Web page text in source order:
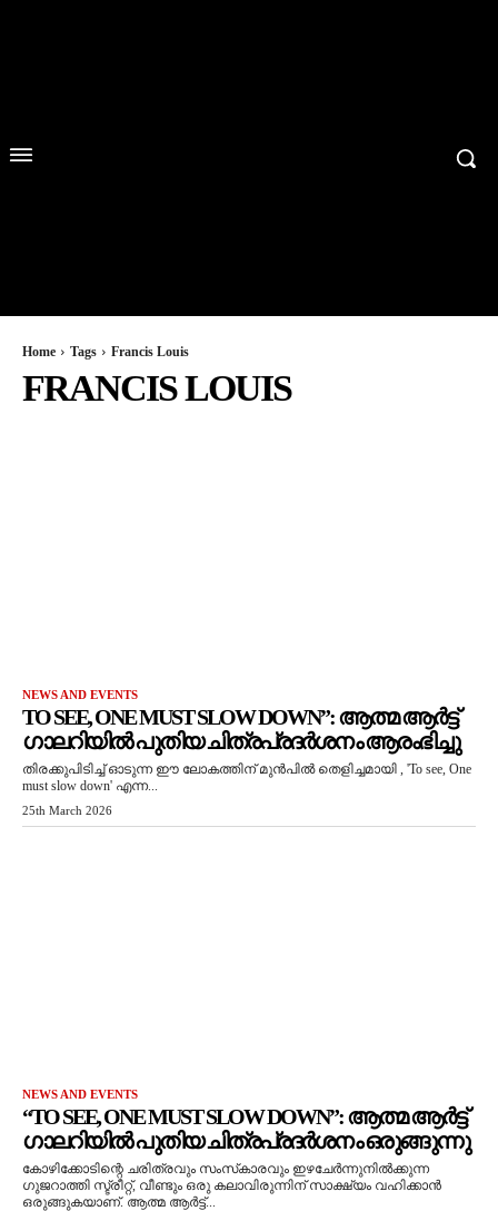
Home Tags Francis Louis
FRANCIS LOUIS
NEWS AND EVENTS
TO SEE, ONE MUST SLOW DOWN”: ആത്മ ആർട്ട്
ഗാലറിയിൽ പുതിയ ചിത്രപ്രദർശനം ആരംഭിച്ചു
തിരക്കുപിടിച്ച് ഓടുന്ന ഈ ലോകത്തിന് മുൻപിൽ തെളിച്ചമായി , 'To see, One
must slow down' എന്ന...
25th March 2026
NEWS AND EVENTS
“TO SEE, ONE MUST SLOW DOWN”: ആത്മ ആർട്ട്
ഗാലറിയിൽ പുതിയ ചിത്രപ്രദർശനം ഒരുങ്ങുന്നു
കോഴിക്കോടിന്റെ ചരിത്രവും സംസ്‌കാരവും ഇഴചേർന്നുനിൽക്കുന്ന
ഗുജറാത്തി സ്ട്രീറ്റ്, വീണ്ടും ഒരു കലാവിരുന്നിന് സാക്ഷ്യം വഹിക്കാൻ
ഒരുങ്ങുകയാണ്. ആത്മ ആർട്ട്...